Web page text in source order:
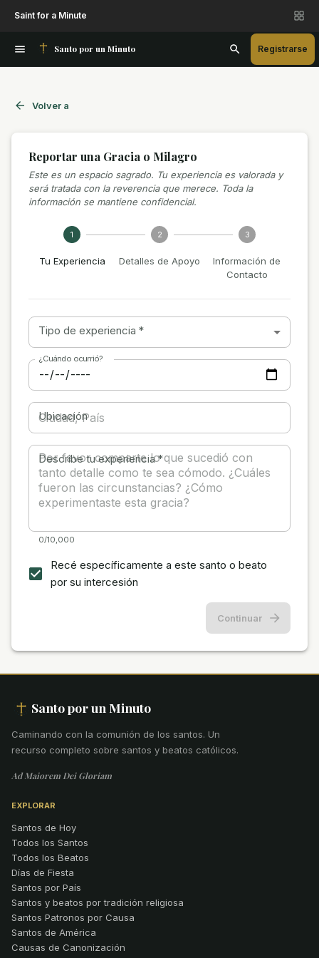
Saint for a Minute
Santo por un Minuto Registrarse
Volver a
Reportar una Gracia o Milagro
Este es un espacio sagrado. Tu experiencia es valorada y
será tratada con la reverencia que merece. Toda la
información se mantiene confidencial.
1
Tu Experiencia
2
Detalles de Apoyo
3
Información de
Contacto
Tipo de experiencia *
¿Cuándo ocurrió?
Ubicación
Describe tu experiencia*
0/10,000
Recé específicamente a este santo o beato
por su intercesión
Continuar
Santo por un Minuto
Caminando con la comunión de los santos. Un
recurso completo sobre santos y beatos católicos.
Ad Maiorem Dei Gloriam
EXPLORAR
Santos de Hoy
Todos los Santos
Todos los Beatos
Días de Fiesta
Santos por País
Santos y beatos por tradición religiosa
Santos Patronos por Causa
Santos de América
Causas de Canonización